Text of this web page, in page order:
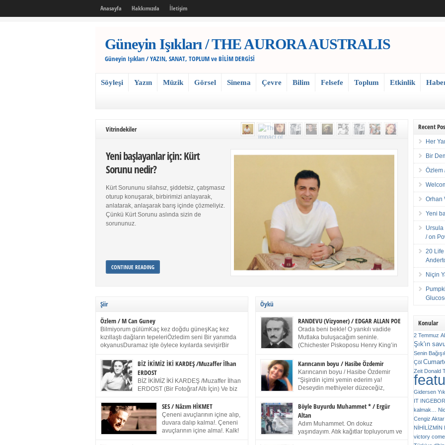
Anasayfa Hakkımızda İletişim
Güneyin Işıkları / THE AURORA AUSTRALIS
Güneyin Işıkları / YAZIN, SANAT, TOPLUM ve BİLİM DERGİSİ
Söyleşi Yazın Müzik Görsel Sinema Çevre Bilim Felsefe Toplum Etkinlik
Vitrindekiler
Yeni başlayanlar için: Kürt
Sorunu nedir?
Kürt Sorununu silahsız, şiddetsiz, çatışmasız
oturup konuşarak, birbirimizi anlayarak,
anlatarak, anlaşarak barış içinde çözmeliyiz.
Çünkü Kürt Sorunu aslında sizin de
sorununuz.
CONTINUE READING
Şiir
Özlem / M Can Guney
Bilmiyorum gülümKaç kez doğdu güneşKaç kez
kızıllaştı dağların tepeleriÖzledim seni Bir yanımda
okyanusDuramaz işte öylece kıyılarda sevişirBir
dururSokulur yalnızlığıma kokun olur Gözlerim bir
buruk gülümsemeDudağımda buğusu
öpüşlerinGeceler boyuÖzledim seni 2004 Haziran
Sydney / Toplumsal Kaynak / Memduh Güney
BİZ İKİMİZ İKİ KARDEŞ /Muzaffer İlhan
ERDOST
BİZ İKİMİZ İKİ KARDEŞ /Muzaffer İlhan
ERDOST (Bir Fotoğraf Altı İçin) Ve biz
Duracağız Fotoğrafımızda durduğumuz gibi Benim
ellerimde kelepçe Yüzümde yapay bir gülüş
(Kelepçeyi yadırgamanın gülüşü belki İlk kez olduğu
için Sonra alıştım Ve unuttum sonra kelepçeyi
SES / Nâzım HİKMET
Çeneni avuçlarının içine alıp,
duvara dalıp kalma!. Çeneni
avuçlarının içine alma!. Kalk!
Öykü
RANDEVU (Vizyoner) / EDGAR ALLAN POE
Orada beni bekle! O yankılı vadide
Mutlaka buluşacağım seninle.
(Chichester Piskoposu Henry King’in
Talihsiz ve gizemli adam! – Sen ki kendi hayal
gücünün parlaklığıyla afalladın, gençliğinin alevleri
arasına düştün! Hayalimde seni tekrar görüyorum!
Bir kez daha önümde duruyor siluetin! – Olduğun –
ah olduğun gibi değil soğuk vadide ve gölgelerin […]
Karıncanın boyu / Hasibe Özdemir
Karıncanın boyu / Hasibe Özdemir
“Şişirdin içimi yemin ederim ya!
Deseydin methiyeler düzeceğiz,
titriyor. “Sana gel demedim kızım.” diyorum sakince.
“Takıldın peşime madem, ne duyarsan
katlanacaksın.” Bir sigara yakıyor. Başını yana yatırıp,
bezmiş annelerin yılgın bakışıyla süzüyor beni.
Kaşlarımı kaldırıp ona bakıyorum ben de. Pes ediyor.
Böyle Buyurdu Muhammet * / Ergür
Altan
Adım Muhammet. On dokuz
yaşındayım. Atık kağıtlar topluyorum ve
Recent
Her
Bir
Özlem
Orhan
Yeni
Ursula
/ on
20
Niçin
Konular
2 Temmuz
Şık'ın
Senin
Çöl
Zeit Donald
Gidersen
IT
kalmak…
Cengiz Aktar
NİHİLİZMİN
victory